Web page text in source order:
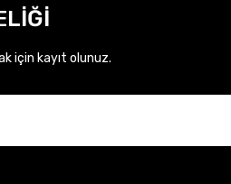
için kayıt olunuz.